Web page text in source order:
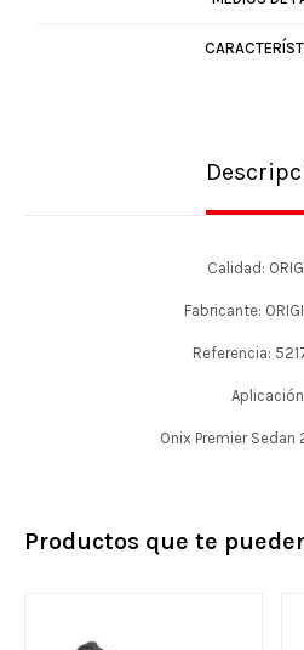
Calidad:
Fabricante:
Referencia:
Onix Premier
Productos que te